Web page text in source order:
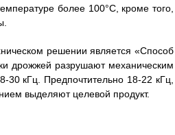
более 100°C, кроме того,
решении является «Способ
дрожжей разрушают механическим
30 кГц. Предпочтительно 18-22 кГц,
выделяют целевой продукт.